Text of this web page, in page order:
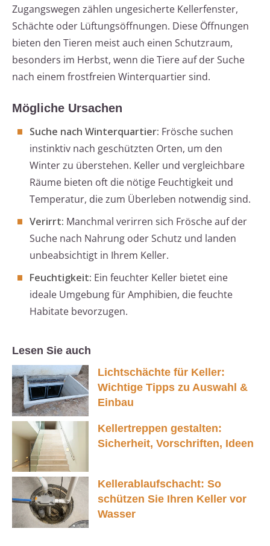
Zugangswegen zählen ungesicherte Kellerfenster,
Schächte oder Lüftungsöffnungen. Diese Öffnungen
bieten den Tieren meist auch einen Schutzraum,
besonders im Herbst, wenn die Tiere auf der Suche
nach einem frostfreien Winterquartier sind.
Mögliche Ursachen
Suche nach Winterquartier: Frösche suchen
instinktiv nach geschützten Orten, um den
Winter zu überstehen. Keller und vergleichbare
Räume bieten oft die nötige Feuchtigkeit und
Temperatur, die zum Überleben notwendig sind.
Verirrt: Manchmal verirren sich Frösche auf der
Suche nach Nahrung oder Schutz und landen
unbeabsichtigt in Ihrem Keller.
Feuchtigkeit: Ein feuchter Keller bietet eine
ideale Umgebung für Amphibien, die feuchte
Habitate bevorzugen.
Lesen Sie auch
Lichtschächte für Keller:
Wichtige Tipps zu Auswahl &
Einbau
Kellertreppen gestalten:
Sicherheit, Vorschriften, Ideen
Kellerablaufschacht: So
schützen Sie Ihren Keller vor
Wasser